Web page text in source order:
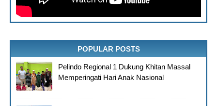
POPULAR POSTS
Pelindo Regional 1 Dukung Khitan Massal
Memperingati Hari Anak Nasional